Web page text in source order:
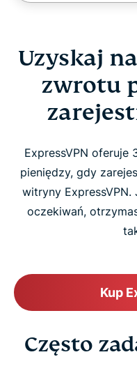
Uzyskaj
zwrotu
ExpressVPN
pieniędzy, gdy
witryny ExpressVPN.
oczekiwań,
Kup
Często